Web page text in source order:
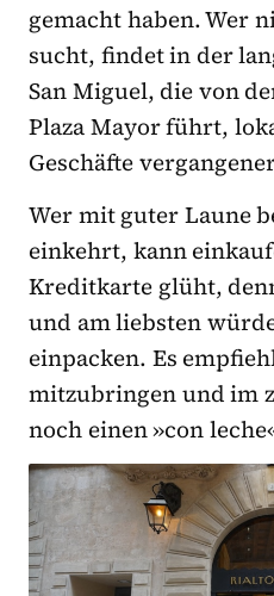
gemacht haben. Wer
sucht, findet in der
San Miguel, die von
Plaza Mayor führt,
Geschäfte
Wer mit guter Laune
einkehrt, kann
Kreditkarte glüht,
und am liebsten
einpacken. Es
mitzubringen und im
noch einen »con